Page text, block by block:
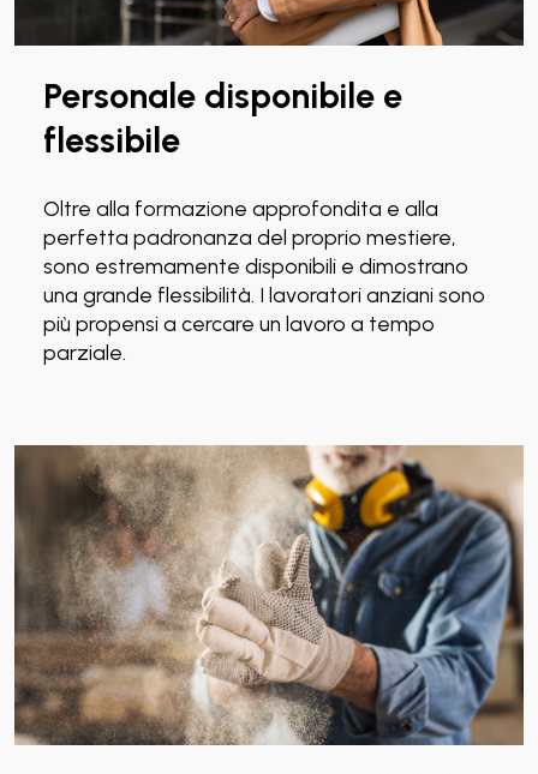
Personale disponibile e
flessibile
Oltre alla formazione approfondita e alla
perfetta padronanza del proprio mestiere,
sono estremamente disponibili e dimostrano
una grande flessibilità. I lavoratori anziani sono
più propensi a cercare un lavoro a tempo
parziale.